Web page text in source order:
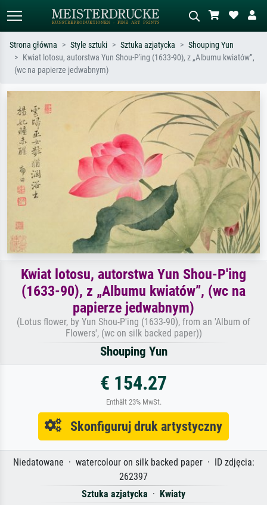
Wyszukiwanie standardowe
impresjonizm, fala Hokusaia, akt.
abstrakcja z czerwienią, ciemny olej,
stojący akt obok drzewa.
Strona główna Style sztuki Sztuka azjatycka
Shouping Yun
Kwiat lotosu, autorstwa Yun Shou-P'ing (1633-90), z „Albumu kwiatów”,
(wc na papierze jedwabnym)
Kwiat lotosu, autorstwa Yun Shou-P'ing
(1633-90), z „Albumu kwiatów”, (wc na
papierze jedwabnym)
(Lotus flower, by Yun Shou-P'ing (1633-90), from an 'Album of
Flowers', (wc on silk backed paper))
Shouping Yun
€ 154.27
Enthält 23% MwSt.
Skonfiguruj druk artystyczny
Niedatowane · watercolour on silk backed paper · ID zdjęcia:
262397
Sztuka azjatycka · Kwiaty